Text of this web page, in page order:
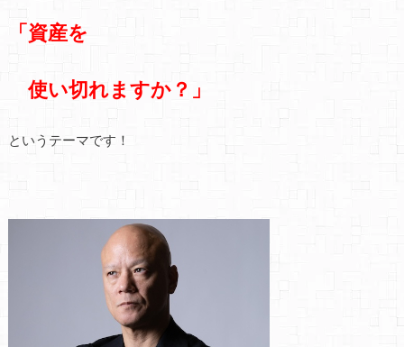
「資産を
使い切れますか？」
というテーマです！